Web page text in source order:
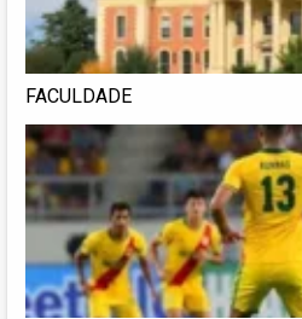
FACULDADE